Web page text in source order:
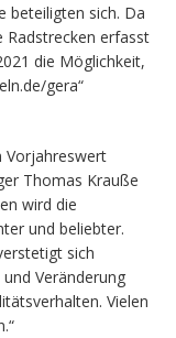
beteiligten sich. Da
Radstrecken erfasst
die Möglichkeit,
gera“
Vorjahreswert
Thomas Krauße
wird die
und beliebter.
sich
Veränderung
Vielen